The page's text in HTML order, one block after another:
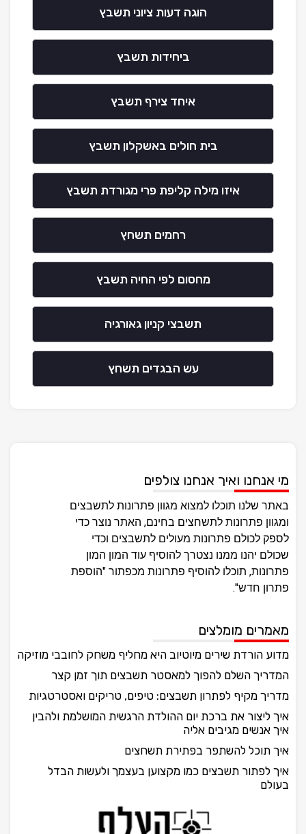
הוגה דעות ציוני תשבץ
ביחידות תשבץ
איחד צירף תשבץ
בית חולים באשקלון תשבץ
איזו מילה קליפת פרי מגורדת תשבץ
רחמים תשחץ
מחסום לפי החיה תשבץ
תשבצי קניון גאורגיה
עש הבגדים תשחץ
מי אנחנו ואיך אנחנו צולפים
באתר שלנו תוכלו למצוא מגוון פתרונות לתשבצים
ומגוון פתרונות לתשחצים בחינם, האתר נוצר כדי
לספק לכולם פתרונות מעולים לתשבצים וכדי
שכולם יהנו ממנו נצטרך להוסיף עוד המון המון
פתרונות, תוכלו להוסיף פתרונות מכפתור "הוספת
פתרון חדש".
מאמרים מומלצים
מדוע הורדת שירים מיוטיוב היא מחליף משחק לחובבי מוזיקה
המדריך השלם להפוך למאסטר תשבצים תוך זמן קצר
מדריך מקיף לפתרון תשבצים: טיפים, טריקים ואסטרטגיות
איך ליצור את ברכת יום ההולדת הרגשית המושלמת ולהבין
איך אנשים מגיבים אליה
איך תוכל להשתפר בפתירת תשחצים
איך לפתור תשבצים כמו מקצוען בעצמך ולעשות הבדל
בעולם